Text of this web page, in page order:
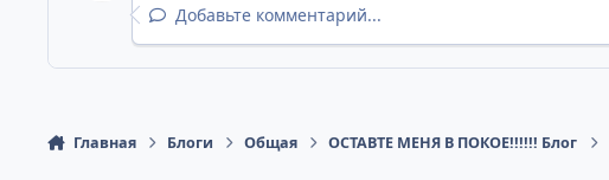
Добавьте комментарий...
Главная Блоги Общая ОСТАВТЕ МЕНЯ В ПОКОЕ!!!!!! Блог